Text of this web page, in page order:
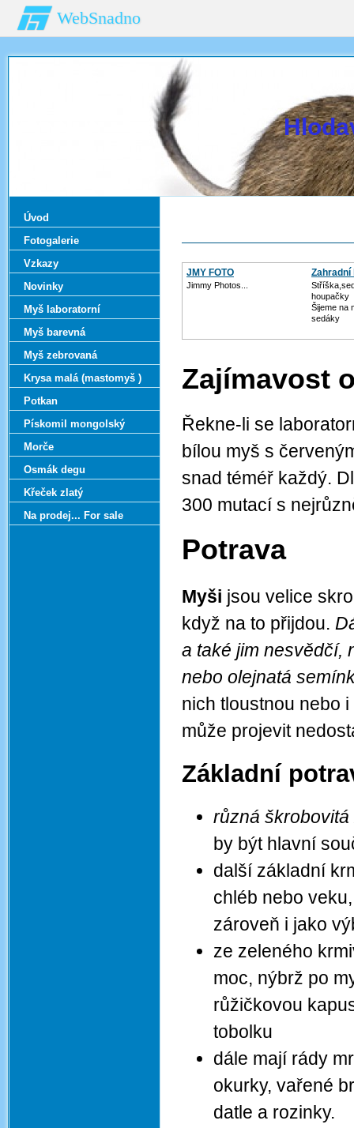
WebSnadno
JMY FOTO
Jimmy Photos...
Zahradní
houpačky
Šijeme na
sedáky
Zajímavost
Řekne-li se
bílou myš s
snad téméř každý.
300 mutací s
Potrava
Myši jsou velice
když na to přijdou.
a také jim nesvědčí,
nebo olejnatá
nich tloustnou nebo
může projevit
Základní
různá
by být hlavní
další základní
chléb nebo
zároveň i jako
ze zeleného
moc, nýbrž po
růžičkovou
tobolku
dále mají rády
okurky, vařené
datle a rozinky.
Úvod
Fotogalerie
Vzkazy
Novinky
Myš laboratorní
Myš barevná
Myš zebrovaná
Krysa malá (mastomyš )
Potkan
Pískomil mongolský
Morče
Osmák degu
Křeček zlatý
Na prodej... For sale